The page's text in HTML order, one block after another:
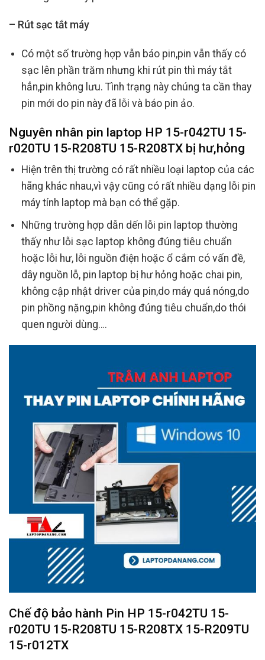
– Rút sạc tắt máy
Có một số trường hợp vẫn báo pin,pin vẫn thấy có
sạc lên phần trăm nhưng khi rút pin thì máy tắt
hẳn,pin không lưu. Tình trạng này chúng ta cần thay
pin mới do pin này đã lỗi và báo pin ảo.
Nguyên nhân pin laptop HP 15-r042TU 15-
r020TU 15-R208TU 15-R208TX bị hư,hỏng
Hiện trên thị trường có rất nhiều loại laptop của các
hãng khác nhau,vì vậy cũng có rất nhiều dạng lỗi pin
máy tính laptop mà bạn có thể gặp.
Những trường hợp dẫn dến lỗi pin laptop thường
thấy như lỗi sạc laptop không đúng tiêu chuẩn
hoặc lỗi hư, lỗi nguồn điện hoặc ổ cắm có vấn đề,
dây nguồn lỗ, pin laptop bị hư hỏng hoặc chai pin,
không cập nhật driver của pin,do máy quá nóng,do
pin phồng nặng,pin không đúng tiêu chuẩn,do thói
quen người dùng….
Chế độ bảo hành Pin HP 15-r042TU 15-
r020TU 15-R208TU 15-R208TX 15-R209TU
15-r012TX